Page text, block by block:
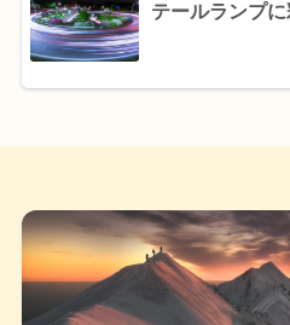
テールランプ